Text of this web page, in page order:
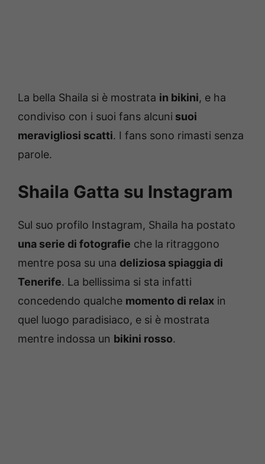
La bella Shaila si è mostrata in bikini, e ha
condiviso con i suoi fans alcuni suoi
meravigliosi scatti. I fans sono rimasti senza
parole.
Shaila Gatta su Instagram
Sul suo profilo Instagram, Shaila ha postato
una serie di fotografie che la ritraggono
mentre posa su una deliziosa spiaggia di
Tenerife. La bellissima si sta infatti
concedendo qualche momento di relax in
quel luogo paradisiaco, e si è mostrata
mentre indossa un bikini rosso.